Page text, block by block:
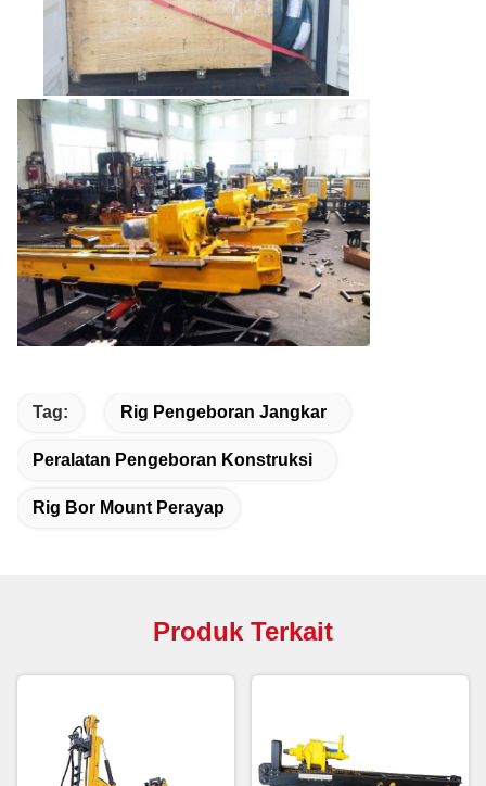
Tag: Rig Pengeboran Jangkar
Peralatan Pengeboran Konstruksi
Rig Bor Mount Perayap
Produk Terkait